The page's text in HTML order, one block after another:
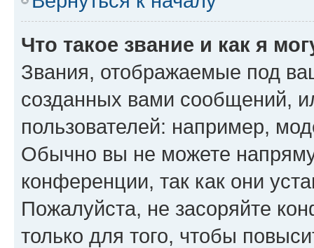
Что такое звание и как я
Звания, отображаемые под
созданных вами сообщений,
пользователей: например,
Обычно вы не можете
конференции, так как они
Пожалуйста, не засоряйте
только для того, чтобы